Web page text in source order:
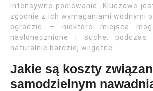
intensywne podlewanie. Kluczowe
zgodnie z ich wymaganiami wodnymi
ogrodzie – niektóre miejsca
nasłonecznione i suche,
naturalnie bardziej wilgotne.
Jakie są koszty
samodzielnym